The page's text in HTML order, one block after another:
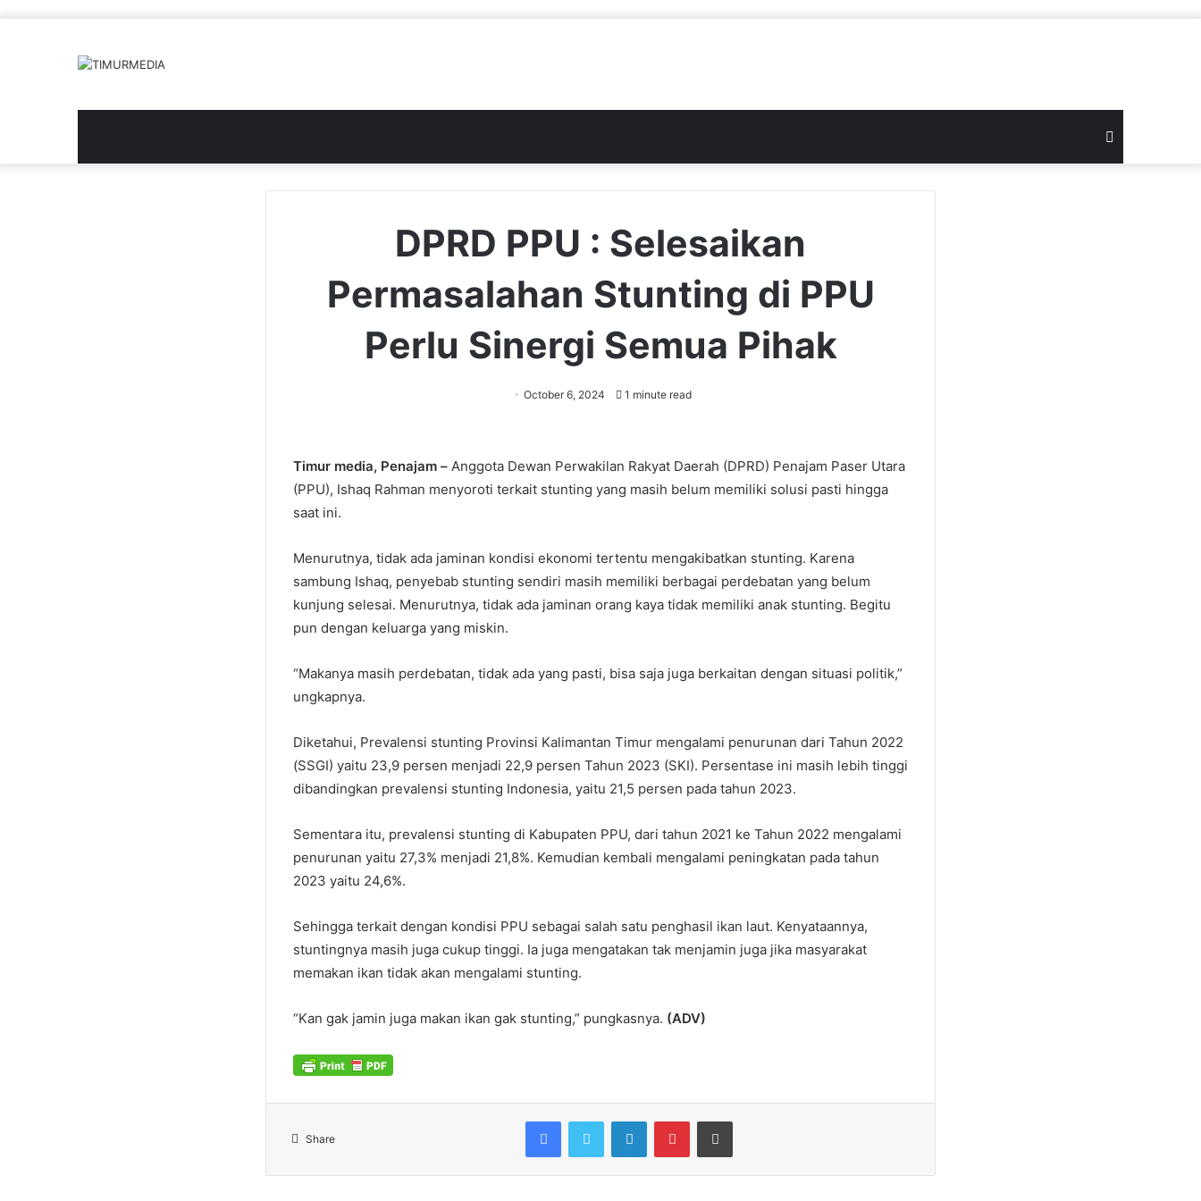
DPRD PPU : Selesaikan
Permasalahan Stunting di PPU
Perlu Sinergi Semua Pihak
October 6, 2024 1 minute read
Timur media, Penajam – Anggota Dewan Perwakilan Rakyat Daerah (DPRD) Penajam Paser Utara
(PPU), Ishaq Rahman menyoroti terkait stunting yang masih belum memiliki solusi pasti hingga
saat ini.
Menurutnya, tidak ada jaminan kondisi ekonomi tertentu mengakibatkan stunting. Karena
sambung Ishaq, penyebab stunting sendiri masih memiliki berbagai perdebatan yang belum
kunjung selesai. Menurutnya, tidak ada jaminan orang kaya tidak memiliki anak stunting. Begitu
pun dengan keluarga yang miskin.
“Makanya masih perdebatan, tidak ada yang pasti, bisa saja juga berkaitan dengan situasi politik,”
ungkapnya.
Diketahui, Prevalensi stunting Provinsi Kalimantan Timur mengalami penurunan dari Tahun 2022
(SSGI) yaitu 23,9 persen menjadi 22,9 persen Tahun 2023 (SKI). Persentase ini masih lebih tinggi
dibandingkan prevalensi stunting Indonesia, yaitu 21,5 persen pada tahun 2023.
Sementara itu, prevalensi stunting di Kabupaten PPU, dari tahun 2021 ke Tahun 2022 mengalami
penurunan yaitu 27,3% menjadi 21,8%. Kemudian kembali mengalami peningkatan pada tahun
2023 yaitu 24,6%.
Sehingga terkait dengan kondisi PPU sebagai salah satu penghasil ikan laut. Kenyataannya,
stuntingnya masih juga cukup tinggi. Ia juga mengatakan tak menjamin juga jika masyarakat
memakan ikan tidak akan mengalami stunting.
“Kan gak jamin juga makan ikan gak stunting,” pungkasnya. (ADV)
Share
FacebookTwitter LinkedInPinterestPrint